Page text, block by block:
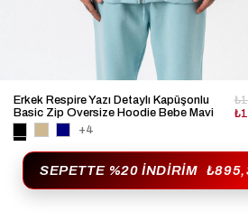
Erkek Respire Yazı Detaylı Kapüşonlu
Basic Zip Oversize Hoodie Bebe Mavi
+4
SEPETTE %20 İNDIRIM